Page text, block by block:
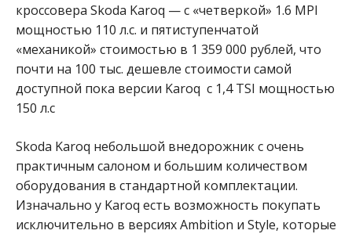
кроссовера Skoda Karoq — с «четверкой» 1.6 MPI
мощностью 110 л.с. и пятиступенчатой ​​
«механикой» стоимостью в 1 359 000 рублей, что
почти на 100 тыс. дешевле стоимости самой
доступной пока версии Karoq с 1,4 TSI мощностью
150 л.с
Skoda Karoq небольшой внедорожник с очень
практичным салоном и большим количеством
оборудования в стандартной комплектации.
Изначально у Karoq есть возможность покупать
исключительно в версиях Ambition и Style, которые